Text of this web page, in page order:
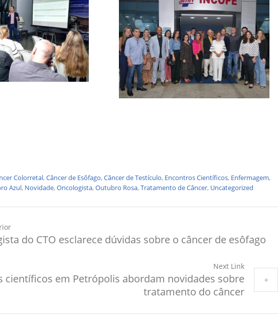
Colorretal,Câncer de Esôfago,Câncer de Testículo, Encontros Científicos, Enfermagem,
Azul, Novidade,Oncologista,Outubro Rosa,Tratamento de Câncer, Uncategorized
do CTO esclarece dúvidas sobre o câncer de esôfago
Next Link
científicos em Petrópolis abordam novidades sobre
tratamento do câncer